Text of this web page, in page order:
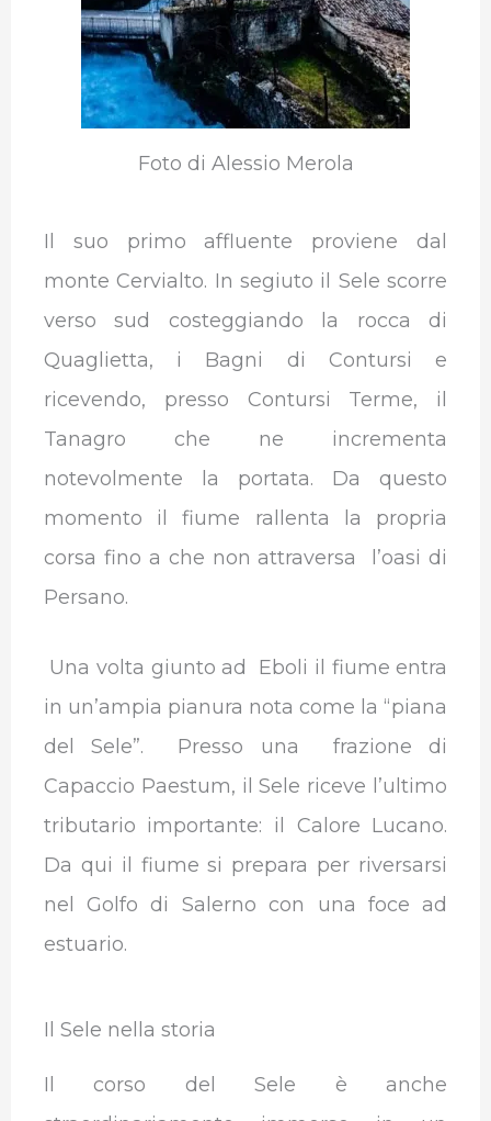
Foto di Alessio Merola
Il suo primo affluente proviene dal
monte Cervialto. In segiuto il Sele scorre
verso sud costeggiando la rocca di
Quaglietta, i Bagni di Contursi e
ricevendo, presso Contursi Terme, il
Tanagro che ne incrementa
notevolmente la portata. Da questo
momento il fiume rallenta la propria
corsa fino a che non attraversa l’oasi di
Persano.
Una volta giunto ad Eboli il fiume entra
in un’ampia pianura nota come la “piana
del Sele”. Presso una frazione di
Capaccio Paestum, il Sele riceve l’ultimo
tributario importante: il Calore Lucano.
Da qui il fiume si prepara per riversarsi
nel Golfo di Salerno con una foce ad
estuario.
Il Sele nella storia
Il corso del Sele è anche